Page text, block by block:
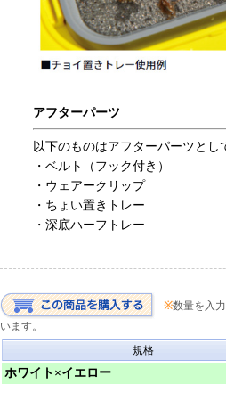
アフターパーツ
以下のものはアフターパーツと
・ベルト（フック付き）
・ウェアークリップ
・ちょい置きトレー
・深底ハーフトレー
※数量を入
います。
規格
ホワイト×イエロー